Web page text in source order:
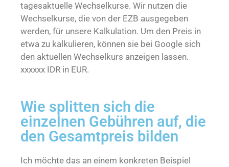
tagesaktuelle Wechselkurse. Wir nutzen die
Wechselkurse, die von der EZB ausgegeben
werden, für unsere Kalkulation. Um den Preis in
etwa zu kalkulieren, können sie bei Google sich
den aktuellen Wechselkurs anzeigen lassen.
xxxxxx IDR in EUR.
Wie splitten sich die
einzelnen Gebühren auf, die
den Gesamtpreis bilden
Ich möchte das an einem konkreten Beispiel